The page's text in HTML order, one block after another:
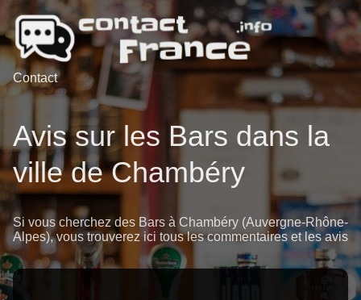
Contact
Avis sur les Bars dans la
ville de Chambéry
Si vous cherchez des Bars à Chambéry (Auvergne-Rhône-
Alpes), vous trouverez ici tous les commentaires et les avis